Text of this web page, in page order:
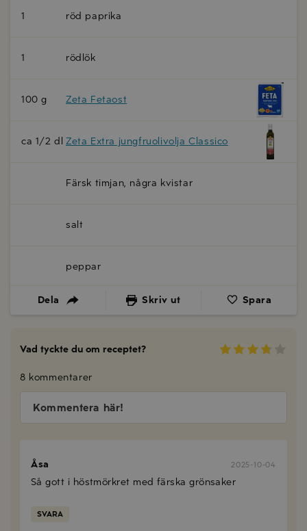
1 röd paprika
1 rödlök
100 g Zeta Fetaost
ca 1/2 dl Zeta Extra jungfruolivolja Classico
Färsk timjan, några kvistar
salt
peppar
Dela Skriv ut Spara
Vad tyckte du om receptet?
8 kommentarer
Kommentera här!
Åsa 2025-10-04
Så gott i höstmörkret med färska grönsaker
SVARA